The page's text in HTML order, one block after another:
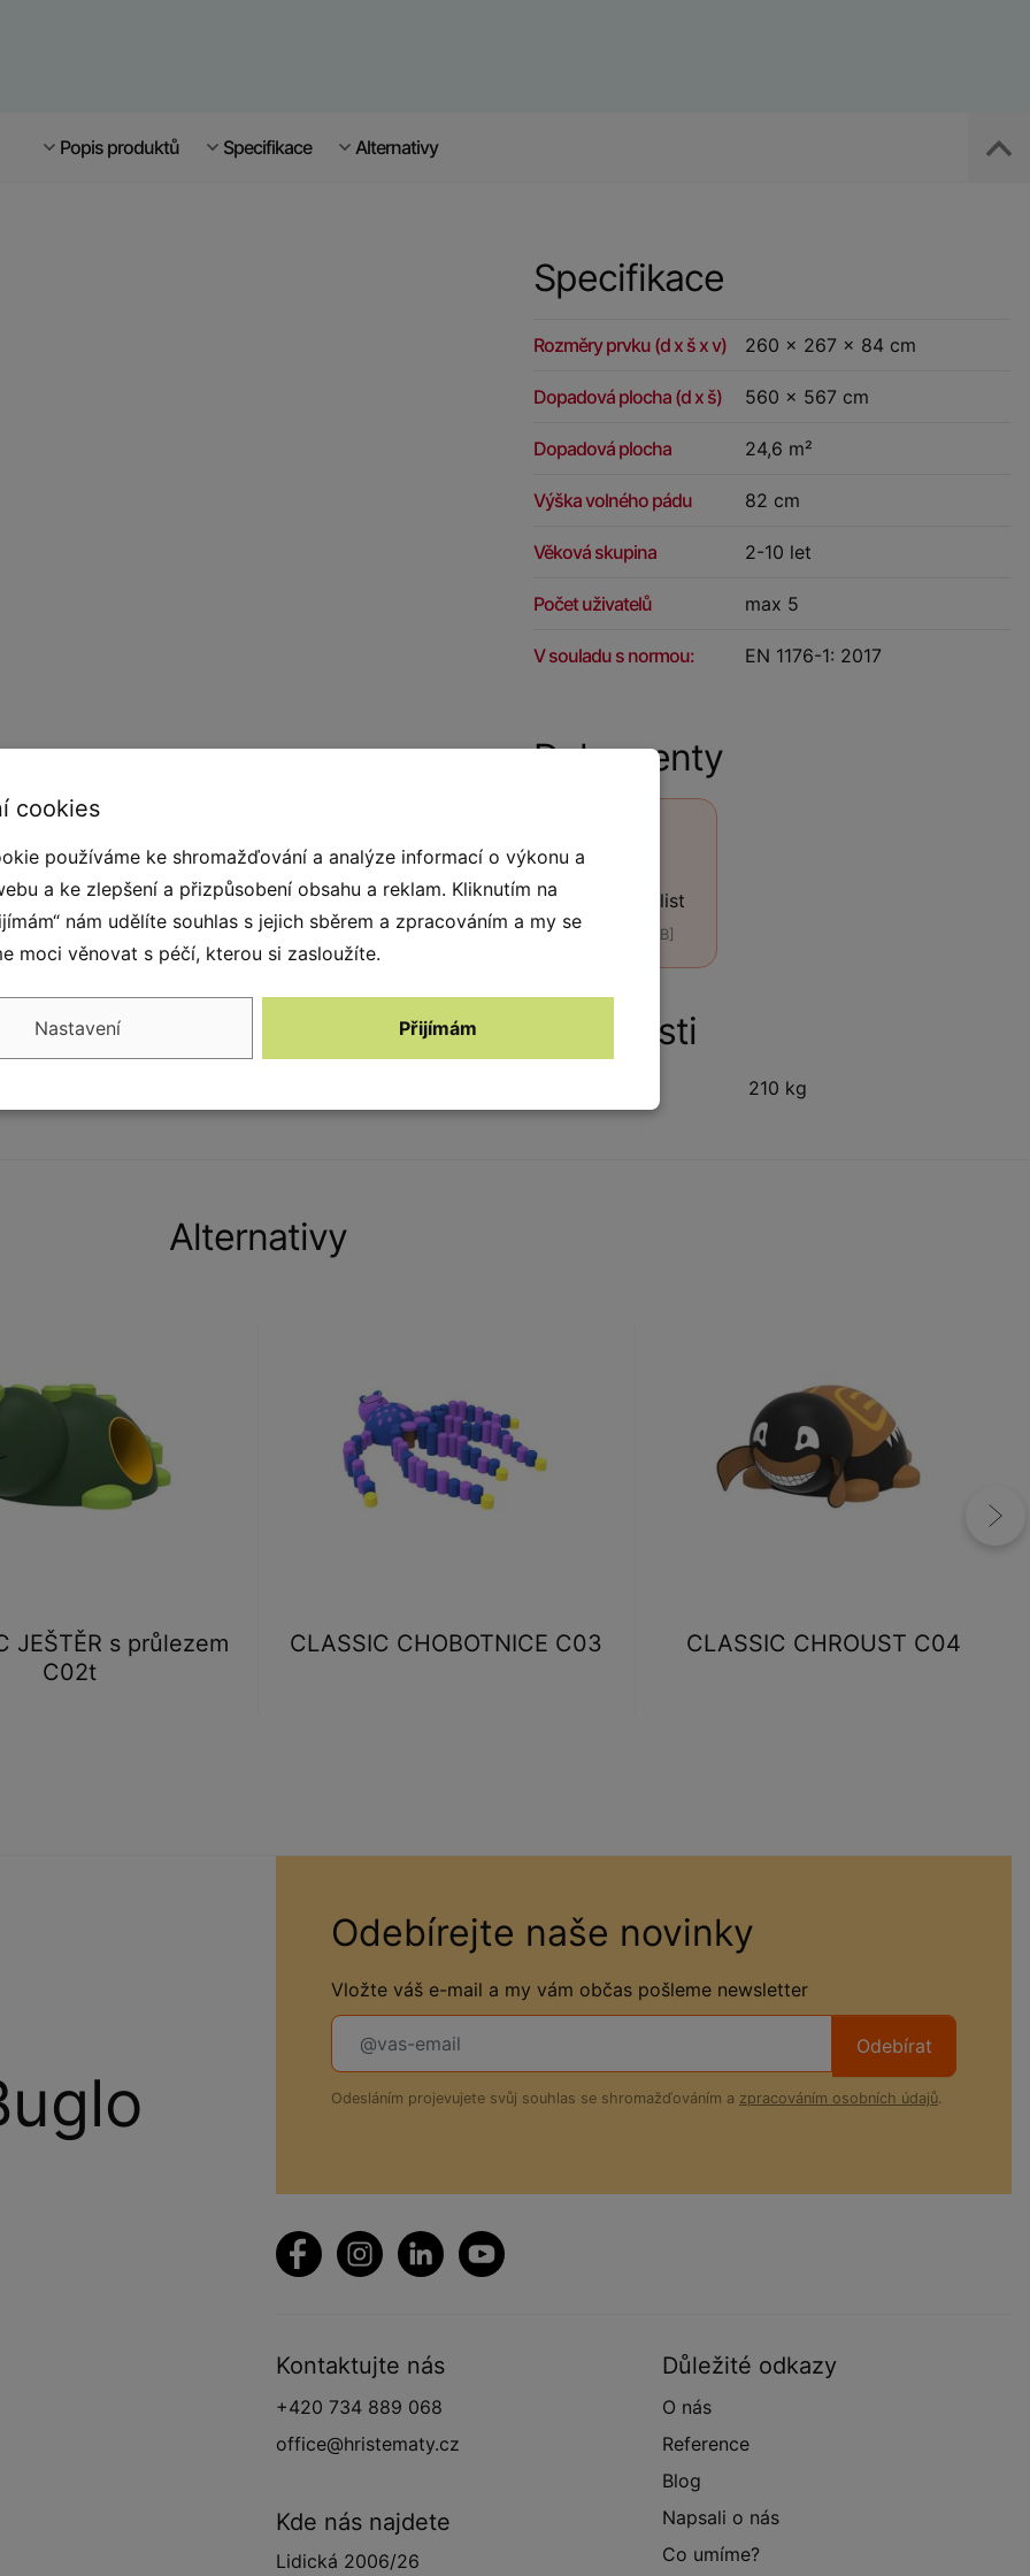
Popis produktů Specifikace Alternativy
Specifikace
Rozměry prvku (d x š x v) 260 x 267 x 84 cm
Dopadová plocha (d x š) 560 x 567 cm
Dopadová plocha 24,6 m²
Výška volného pádu 82 cm
Věková skupina 2-10 let
Počet uživatelů max 5
V souladu s normou: EN 1176-1: 2017
Dokumenty
Technický list
[PDF, 440 kB]
Vlastnosti
210 kg
pryžového granulátu. Pro spojení SBR
pryskyřice ). Konstrukci prvku tvoří
díky svému povrchu nekloužou, jsou stabilní
díky přitažlivému konceptu a společně s
Alternativy
JEŠTĚR s průlezem
C02t
CLASSIC CHOBOTNICE C03 CLASSIC CHROUST C04
Odebírejte naše novinky
Vložte váš e-mail a my vám občas pošleme newsletter
Odebírat
Odesláním projevujete svůj souhlas se shromažďováním a zpracováním osobních údajů.
Kontaktujte nás
+420 734 889 068
office@hristematy.cz
Kde nás najdete
Lidická 2006/26
Důležité odkazy
O nás
Reference
Blog
Napsali o nás
Co umíme?
cookies
používáme ke shromažďování a analýze informací o výkonu a
a ke zlepšení a přizpůsobení obsahu a reklam. Kliknutím na
nám udělíte souhlas s jejich sběrem a zpracováním a my se
moci věnovat s péčí, kterou si zasloužíte.
Nastavení Přijímám